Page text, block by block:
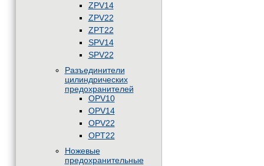
ZPV14
ZPV22
ZPT22
SPV14
SPV22
Разъединители
цилиндрических
предохранителей
OPV10
OPV14
OPV22
OPT22
Ножевые
предохранительные